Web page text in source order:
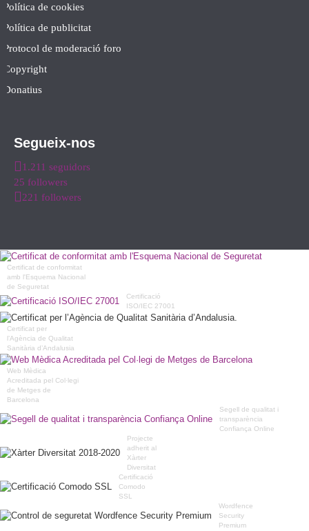
Política de cookies
Política de publicitat
Protocol de moderació foro
Copyright
Donatius
Segueix-nos
1.211 seguidors
25 followers
221 followers
Certificat de conformitat
amb l'Esquema Nacional
de Seguretat
Certificació
ISO/IEC 27001
Certificat per
l’Agència de Qualitat
Sanitària d’Andalusia
Web Mèdica
Acreditada pel Col·legi
de Metges de
Barcelona
Segell de qualitat i
transparència
Confiança Online
Projecte
adherit al
Xàrter
Diversitat
Certificació
Comodo
SSL
Wordfence
Security
Premium